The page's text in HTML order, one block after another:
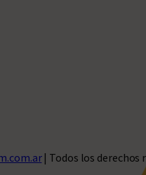
| Todos los derechos